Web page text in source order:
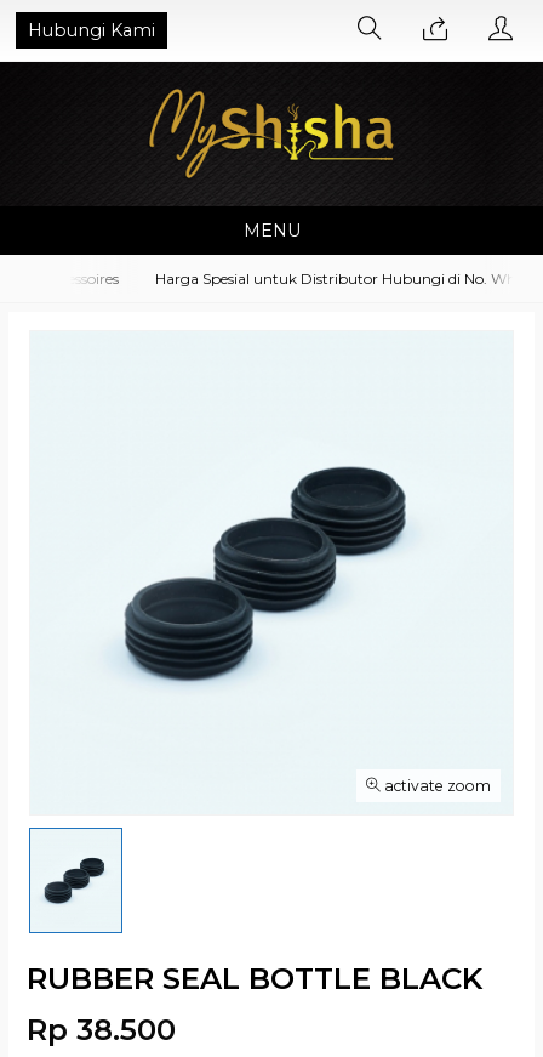
Hubungi Kami
MENU
Accessoires Harga Spesial untuk Distributor Hubungi di No.
activate zoom
RUBBER SEAL BOTTLE BLACK
Rp 38.500